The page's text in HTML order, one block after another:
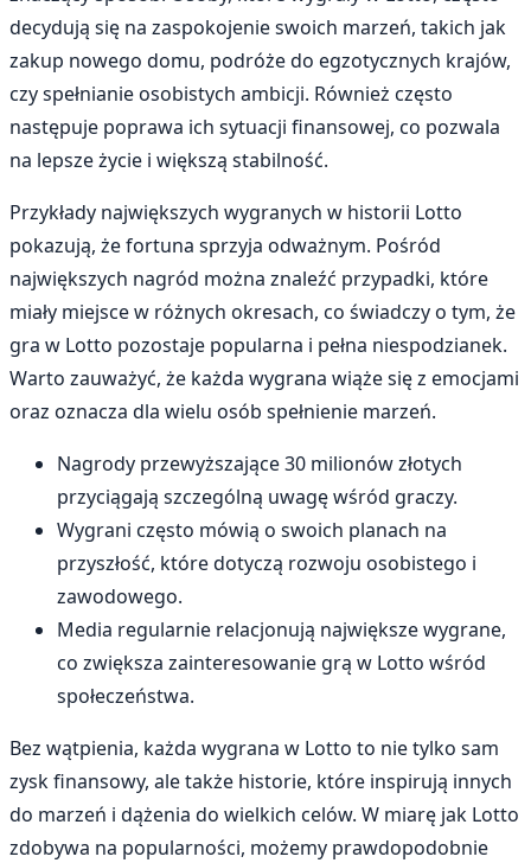
decydują się na zaspokojenie swoich marzeń, takich jak
zakup nowego domu, podróże do egzotycznych krajów,
czy spełnianie osobistych ambicji. Również często
następuje poprawa ich sytuacji finansowej, co pozwala
na lepsze życie i większą stabilność.
Przykłady największych wygranych w historii Lotto
pokazują, że fortuna sprzyja odważnym. Pośród
największych nagród można znaleźć przypadki, które
miały miejsce w różnych okresach, co świadczy o tym, że
gra w Lotto pozostaje popularna i pełna niespodzianek.
Warto zauważyć, że każda wygrana wiąże się z emocjami
oraz oznacza dla wielu osób spełnienie marzeń.
Nagrody przewyższające 30 milionów złotych
przyciągają szczególną uwagę wśród graczy.
Wygrani często mówią o swoich planach na
przyszłość, które dotyczą rozwoju osobistego i
zawodowego.
Media regularnie relacjonują największe wygrane,
co zwiększa zainteresowanie grą w Lotto wśród
społeczeństwa.
Bez wątpienia, każda wygrana w Lotto to nie tylko sam
zysk finansowy, ale także historie, które inspirują innych
do marzeń i dążenia do wielkich celów. W miarę jak Lotto
zdobywa na popularności, możemy prawdopodobnie